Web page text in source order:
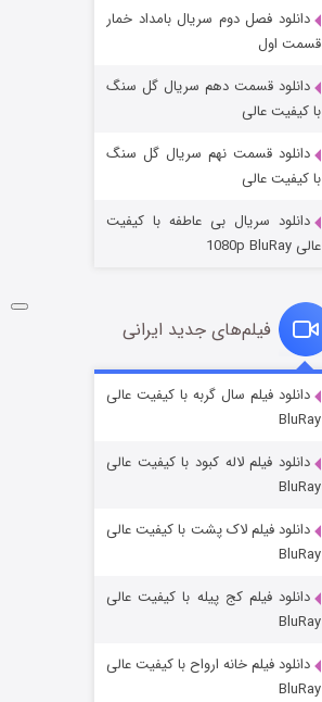
شکست استوارت در نجات جهان
قسمت ۷ (زیرنویس) منتشر شد
شوگر فصل ۲
قسمت
خاندان اژدها فصل ۳
دانلود فصل دوم سریال بامداد خمار
قسمت اول
دانلود قسمت دهم سریال گل سنگ
با کیفیت عالی
دانلود قسمت نهم سریال گل سنگ
با کیفیت عالی
دانلود سریال بی عاطفه با کیفیت
عالی 1080p BluRay
فیلم‌های جدید ایرانی
دانلود فیلم سال گربه با کیفیت عالی
BluRay
دانلود فیلم لاله کبود با کیفیت عالی
BluRay
دانلود فیلم لاک پشت با کیفیت عالی
BluRay
دانلود فیلم کج‌ پیله با کیفیت عالی
BluRay
دانلود فیلم خانه ارواح با کیفیت عالی
BluRay